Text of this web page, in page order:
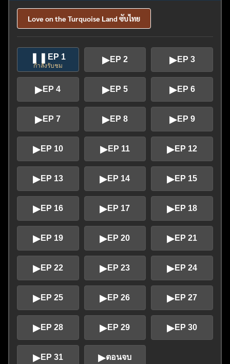
Love on the Turquoise Land ซับไทย
EP 1
กำลังรับชม
▶EP 2 ▶EP 3
▶EP 4 ▶EP 5 ▶EP 6
▶EP 7 ▶EP 8 ▶EP 9
▶EP 10 ▶EP 11 ▶EP 12
▶EP 13 ▶EP 14 ▶EP 15
▶EP 16 ▶EP 17 ▶EP 18
▶EP 19 ▶EP 20 ▶EP 21
▶EP 22 ▶EP 23 ▶EP 24
▶EP 25 ▶EP 26 ▶EP 27
▶EP 28 ▶EP 29 ▶EP 30
▶EP 31 ▶ตอนจบ